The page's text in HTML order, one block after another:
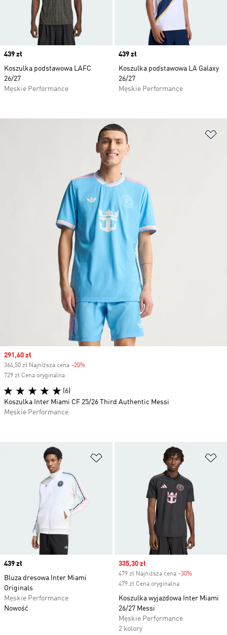
Price
439 zł
Koszulka podstawowa LAFC
26/27
Męskie Performance
Price
439 zł
Koszulka podstawowa LA Galaxy
26/27
Męskie Performance
Dodaj do listy życzeń
Price
439 zł
Bluza dresowa Inter Miami
Originals
Męskie Performance
Nowość
Sale price
335,30 zł
479 zł Najniższa cena -30%
479 zł Cena oryginalna
Koszulka wyjazdowa Inter Miami
26/27 Messi
Męskie Performance
2 kolory
Sale price
291,60 zł
364,50 zł Najniższa cena -20%
729 zł Cena oryginalna
(6)
Koszulka Inter Miami CF 25/26 Third Authentic Messi
Męskie Performance